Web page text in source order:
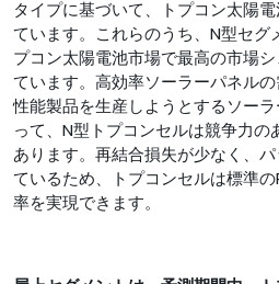
タイプに基づいて、トプコン太陽
ています。これらのうち、N型セグ
プコン太陽電池市場で最高の市場
ています。高効率ソーラーパネル
性能製品を生産しようとするソー
って、N型トプコンセルは競争力
あります。再結合損失が少なく、
ているため、トプコンセルは標準
率を実現できます。